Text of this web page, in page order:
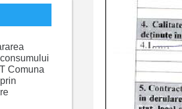
Comuna